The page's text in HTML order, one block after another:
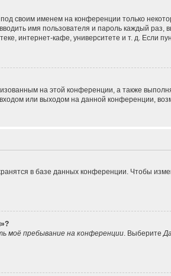
своим именем на конференции только
имя пользователя и пароль каждый раз,
интернет-кафе, университете и т. д. Если
на этой конференции, а также
или выходом на данной конференции,
в базе данных конференции. Чтобы
моё пребывание на конференции. Выберите Да